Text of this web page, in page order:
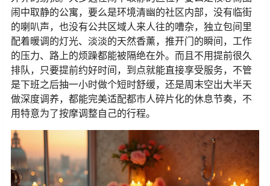
闹中取静的公寓，要么是环境清幽的社区内部，没有临街
的喇叭声，也没有公共区域人来人往的嘈杂，独立包间里
配着暖调的灯光、淡淡的天然香薰，推开门的瞬间，工作
的压力、路上的烦躁都能被隔绝在外。而且不用提前很久
排队，只要提前约好时间，到点就能直接享受服务，不管
是下班之后抽一小时做个短时舒缓，还是周末空出大半天
做深度调养，都能完美适配都市人碎片化的休息节奏，不
用特意为了按摩调整自己的行程。